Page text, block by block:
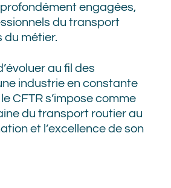
engagées,
du transport
du métier.
au fil des
industrie en constante
CFTR s’impose comme
du transport routier au
et l’excellence de son